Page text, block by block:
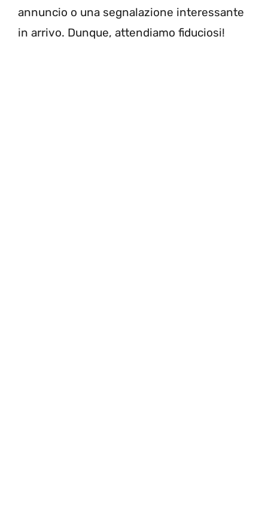
annuncio o una segnalazione interessante
in arrivo. Dunque, attendiamo fiduciosi!